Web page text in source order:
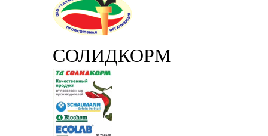
СОЛИДКОРМ